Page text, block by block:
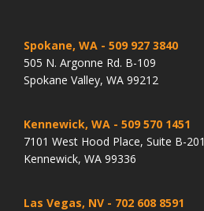
Spokane, WA - 509 927 3840
505 N. Argonne Rd. B-109
Spokane Valley, WA 99212
Kennewick, WA - 509 570 1451
7101 West Hood Place, Suite B-201
Kennewick, WA 99336
Las Vegas, NV - 702 608 8591